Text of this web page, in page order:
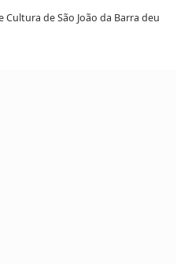
Cultura de São João da Barra deu